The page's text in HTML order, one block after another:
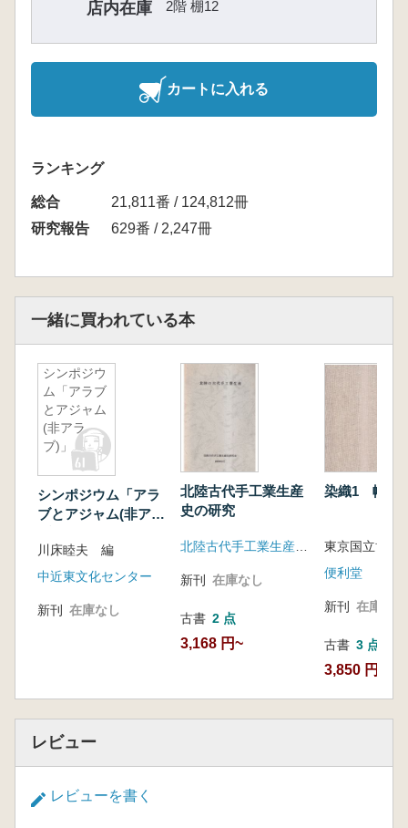
店内在庫 2階 棚12
カートに入れる
ランキング
総合
21,811番 / 124,812冊
研究報告
629番 / 2,247冊
一緒に買われている本
シンポジウ
ム「アラブ
とアジャム
(非アラ
ブ)」
シンポジウム「アラ
ブとアジャム(非アラ
川床睦夫 編
中近東文化センター
新刊 在庫なし
北陸古代手工業生産
史の研究
北陸古代手工業生産史研究会 富山大学人文学部考古学研究室
新刊 在庫なし
古書 2 点
3,168 円~
染織1 幡・
東京国立博
便利堂
新刊 在庫なし
古書 3 点
3,850 円~
レビュー
レビューを書く